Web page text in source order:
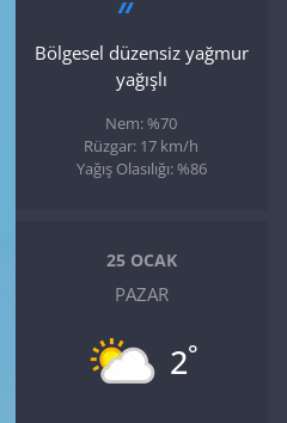
Bölgesel düzensiz yağmur
yağışlı
Nem: %70
Rüzgar: 17 km/h
Yağış Olasılığı: %86
25 OCAK
PAZAR
2°